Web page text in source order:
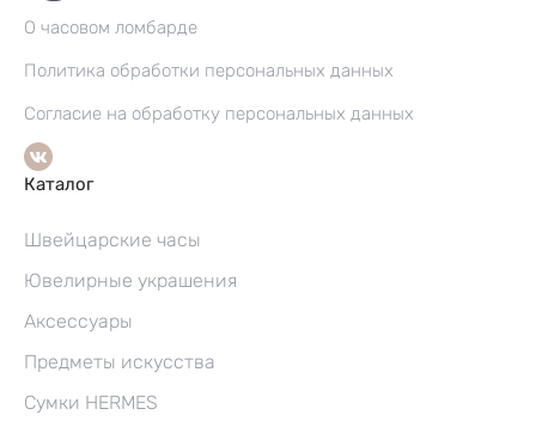
О часовом ломбарде
Политика обработки персональных данных
Согласие на обработку персональных данных
Каталог
Швейцарские часы
Ювелирные украшения
Аксессуары
Предметы искусства
Сумки HERMES